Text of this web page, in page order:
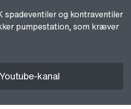
spadeventiler og kontraventiler
pumpestation, som kræver
kanal